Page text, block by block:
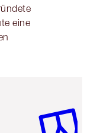
eine